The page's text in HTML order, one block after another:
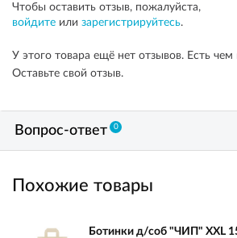
Чтобы оставить отзыв, пожалуйста,
войдите или зарегистрируйтесь.
У этого товара ещё нет отзывов. Есть чем
Оставьте свой отзыв.
Вопрос-ответ 0
Похожие товары
Ботинки д/соб "ЧИП" XXL